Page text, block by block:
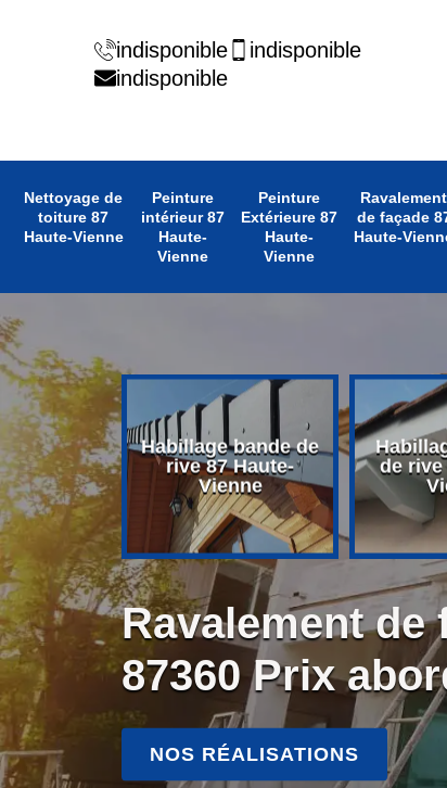
indisponible
indisponible
indisponible
Nettoyage de
toiture 87
Haute-Vienne
Peinture
intérieur 87
Haute-
Vienne
Peinture
Extérieure 87
Haute-
Vienne
Ravalement
de façade
Haute-
avant toit
Haute-
Habillage bande de
rive 87 Haute-
Vienne
de rive
Ravalement de
87360 Prix
NOS RÉALISATIONS